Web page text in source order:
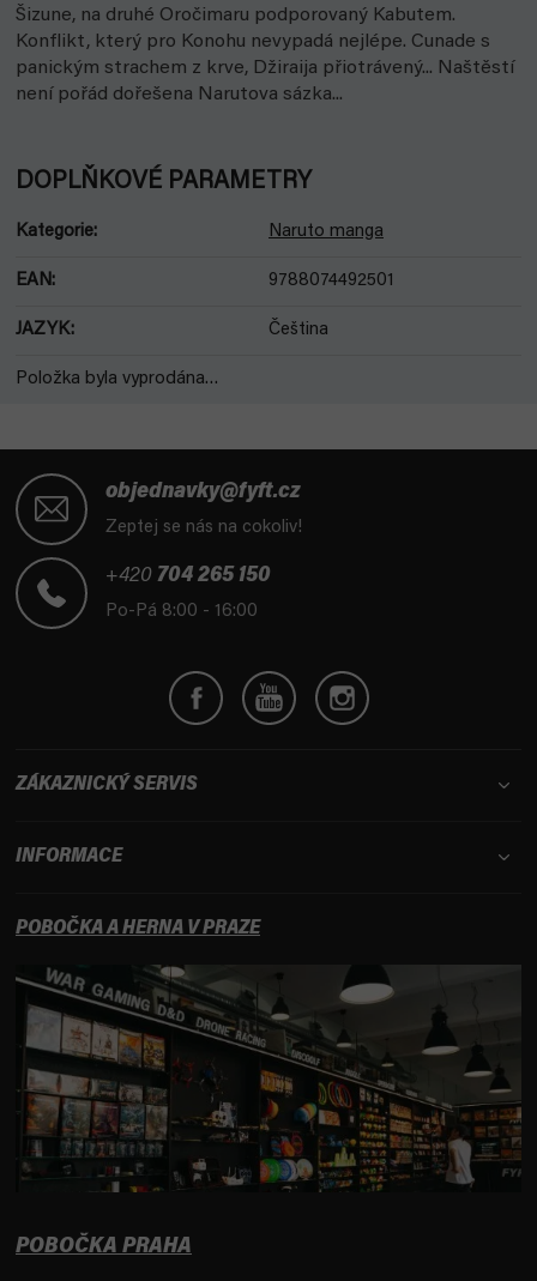
Šizune, na druhé Oročimaru podporovaný Kabutem.
Konflikt, který pro Konohu nevypadá nejlépe. Cunade s
panickým strachem z krve, Džiraija přiotrávený... Naštěstí
není pořád dořešena Narutova sázka...
DOPLŇKOVÉ PARAMETRY
Kategorie: Naruto manga
EAN: 9788074492501
JAZYK: Čeština
Položka byla vyprodána…
objednavky@fyft.cz
Zeptej se nás na cokoliv!
+420 704 265 150
Po-Pá 8:00 - 16:00
ZÁKAZNICKÝ SERVIS
INFORMACE
POBOČKA A HERNA V PRAZE
POBOČKA PRAHA